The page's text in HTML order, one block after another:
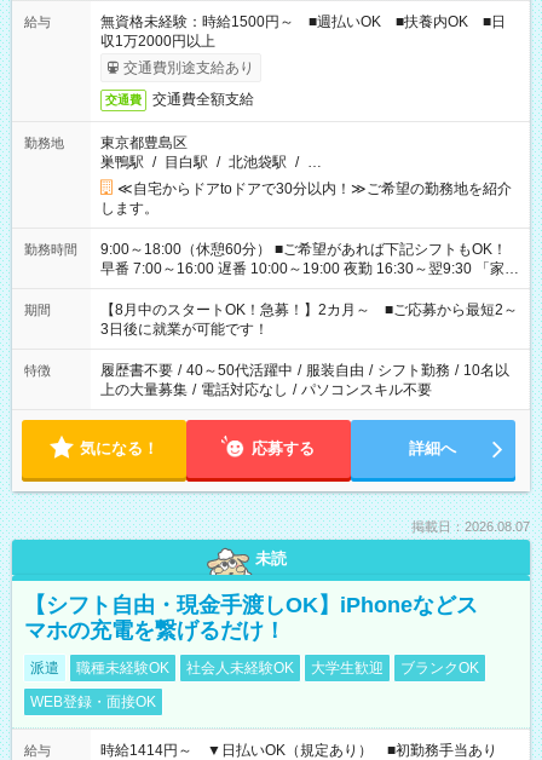
給与
無資格未経験：時給1500円～ ■週払いOK ■扶養内OK ■日
収1万2000円以上
交通費別途支給あり
交通費 交通費全額支給
勤務地
東京都豊島区
巣鴨駅 / 目白駅 / 北池袋駅 / …
≪自宅からドアtoドアで30分以内！≫ご希望の勤務地を紹介
します。
勤務時間
9:00～18:00（休憩60分） ■ご希望があれば下記シフトもOK！
早番 7:00～16:00 遅番 10:00～19:00 夜勤 16:30～翌9:30 「家族
と休みを合わせたい」 「余裕を持って夕飯の準備がしたい」
「できれば残業はしたくない」 など、ご希望を教えてください
ね。 ※Wワーク希望の方へ 今ご覧のお仕事で希望する勤務時間
と、もう1つのお仕事の勤務時間。 合計で週40時間を超える場
合は応募できません。
期間
【8月中のスタートOK！急募！】2カ月～ ■ご応募から最短2～
3日後に就業が可能です！
特徴 履歴書不要 / 40～50代活躍中 / 服装自由 / シフト勤務 / 10名以
上の大量募集 / 電話対応なし / パソコンスキル不要
気になる！ 応募する 詳細へ
掲載日：2026.08.07
未読
【シフト自由・現金手渡しOK】iPhoneなどス
マホの充電を繋げるだけ！
派遣 職種未経験OK 社会人未経験OK 大学生歓迎
ブランクOK
WEB登録・面接OK
給与
時給1414円～ ▼日払いOK（規定あり） ■初勤務手当あり